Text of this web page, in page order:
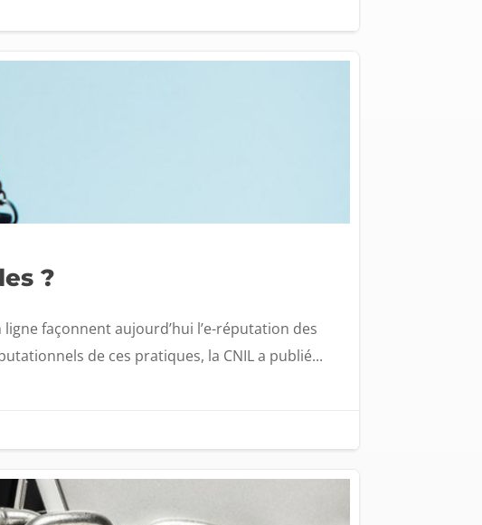
?
façonnent aujourd’hui l’e-réputation des
de ces pratiques, la CNIL a publié...